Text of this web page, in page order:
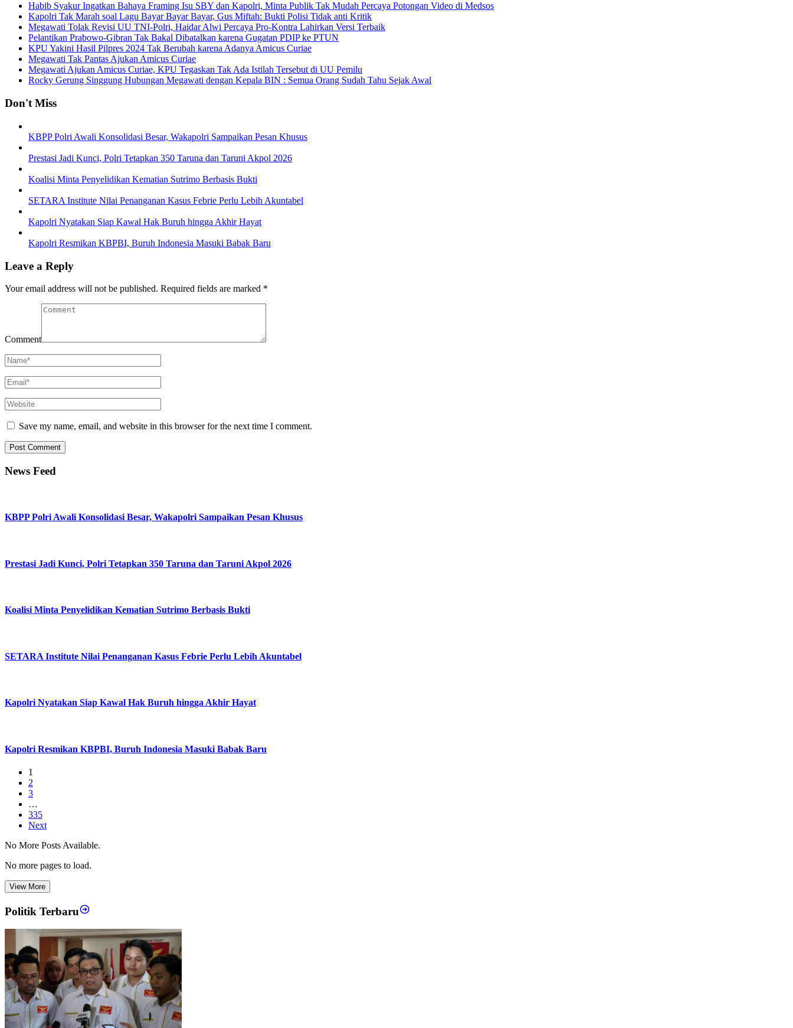
Habib Syakur Ingatkan Bahaya Framing Isu SBY dan Kapolri, Minta Publik Tak Mudah Percaya Potongan Video di Medsos
Kapolri Tak Marah soal Lagu Bayar Bayar Bayar, Gus Miftah: Bukti Polisi Tidak anti Kritik
Megawati Tolak Revisi UU TNI-Polri, Haidar Alwi Percaya Pro-Kontra Lahirkan Versi Terbaik
Pelantikan Prabowo-Gibran Tak Bakal Dibatalkan karena Gugatan PDIP ke PTUN
KPU Yakini Hasil Pilpres 2024 Tak Berubah karena Adanya Amicus Curiae
Megawati Tak Pantas Ajukan Amicus Curiae
Megawati Ajukan Amicus Curiae, KPU Tegaskan Tak Ada Istilah Tersebut di UU Pemilu
Rocky Gerung Singgung Hubungan Megawati dengan Kepala BIN : Semua Orang Sudah Tahu Sejak Awal
Don't Miss
KBPP Polri Awali Konsolidasi Besar, Wakapolri Sampaikan Pesan Khusus
Prestasi Jadi Kunci, Polri Tetapkan 350 Taruna dan Taruni Akpol 2026
Koalisi Minta Penyelidikan Kematian Sutrimo Berbasis Bukti
SETARA Institute Nilai Penanganan Kasus Febrie Perlu Lebih Akuntabel
Kapolri Nyatakan Siap Kawal Hak Buruh hingga Akhir Hayat
Kapolri Resmikan KBPBI, Buruh Indonesia Masuki Babak Baru
Leave a Reply
Your email address will not be published. Required fields are marked *
Comment
Save my name, email, and website in this browser for the next time I comment.
News Feed
KBPP Polri Awali Konsolidasi Besar, Wakapolri Sampaikan Pesan Khusus
Prestasi Jadi Kunci, Polri Tetapkan 350 Taruna dan Taruni Akpol 2026
Koalisi Minta Penyelidikan Kematian Sutrimo Berbasis Bukti
SETARA Institute Nilai Penanganan Kasus Febrie Perlu Lebih Akuntabel
Kapolri Nyatakan Siap Kawal Hak Buruh hingga Akhir Hayat
Kapolri Resmikan KBPBI, Buruh Indonesia Masuki Babak Baru
1
2
3
…
335
Next
No More Posts Available.
No more pages to load.
View More
Politik Terbaru